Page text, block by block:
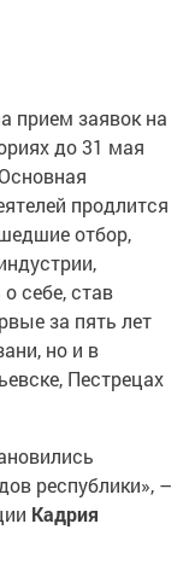
прием заявок на
до 31 мая
продлится
отбор,
себе, став
за пять лет
но и в
Пестрецах
республики», –
Кадрия